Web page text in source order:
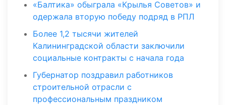
«Балтика» обыграла «Крылья Советов» и
одержала вторую победу подряд в РПЛ
Более 1,2 тысячи жителей
Калининградской области заключили
социальные контракты с начала года
Губернатор поздравил работников
строительной отрасли с
профессиональным праздником